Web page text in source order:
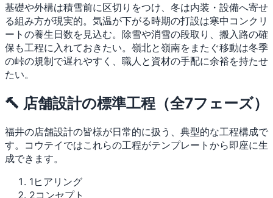
基礎や外構は積雪前に区切りをつけ、冬は内装・設備へ寄せ
る組み方が現実的。気温が下がる時期の打設は寒中コンクリ
ートの養生日数を見込む。除雪や消雪の段取り、搬入路の確
保も工程に入れておきたい。嶺北と嶺南をまたぐ移動は冬季
の峠の規制で遅れやすく、職人と資材の手配に余裕を持たせ
たい。
🔨 店舗設計の標準工程（全7フェーズ）
福井の店舗設計の皆様が日常的に扱う、典型的な工程構成で
す。コウテイではこれらの工程がテンプレートから即座に生
成できます。
1 ヒアリング
2コンセプト